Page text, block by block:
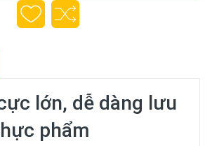
lớn, dễ dàng lưu
phẩm